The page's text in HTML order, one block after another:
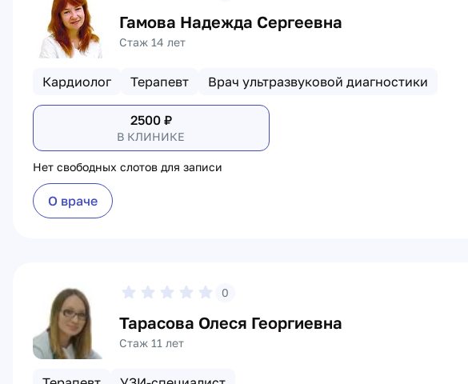
Гамова Надежда Сергеевна
Стаж 14 лет
Кардиолог Терапевт Врач ультразвуковой диагностики
2500₽
В КЛИНИКЕ
Нет свободных слотов для записи
О враче
0
Тарасова Олеся Георгиевна
Стаж 11 лет